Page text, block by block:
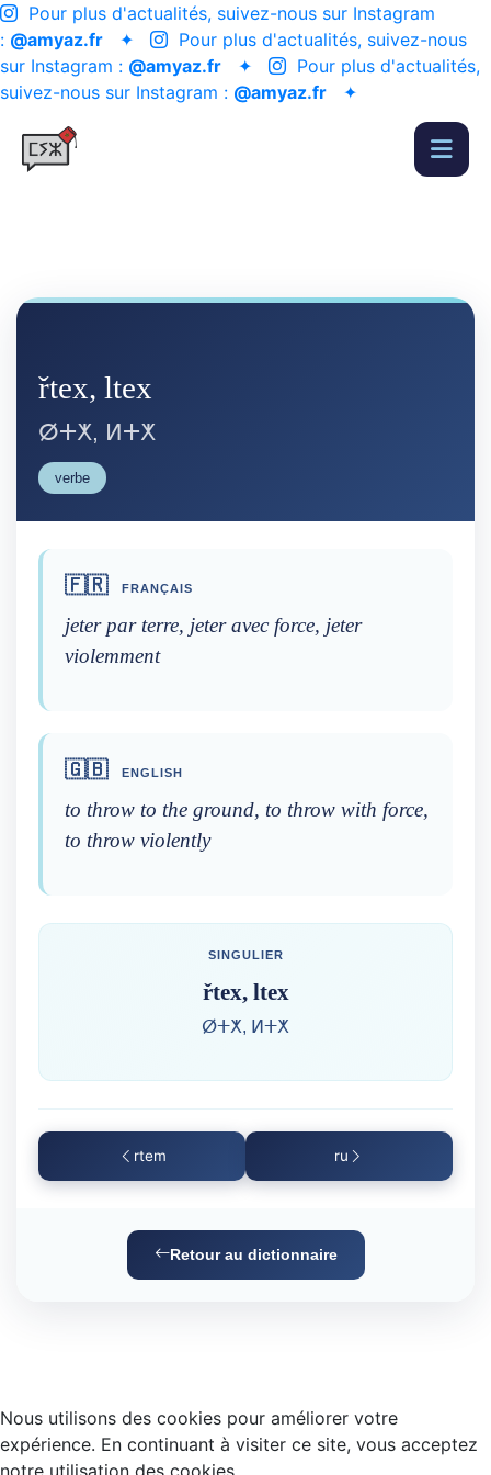
Pour plus d'actualités, suivez-nous sur Instagram
: @amyaz.fr ✦
Pour plus d'actualités, suivez-nous
sur Instagram : @amyaz.fr ✦
Pour plus d'actualités,
suivez-nous sur Instagram : @amyaz.fr ✦
řtex, ltex
ⵁⵜⵅ, ⵍⵜⵅ
verbe
🇫🇷 FRANÇAIS
jeter par terre, jeter avec force, jeter
violemment
🇬🇧 ENGLISH
to throw to the ground, to throw with force,
to throw violently
SINGULIER
řtex, ltex
ⵁⵜⵅ, ⵍⵜⵅ
rtem ru
Retour au dictionnaire
Nous utilisons des cookies pour améliorer votre
expérience. En continuant à visiter ce site, vous acceptez
notre utilisation des cookies.